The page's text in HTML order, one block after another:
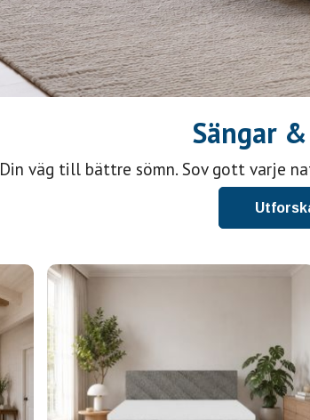
Sängar
Din väg till bättre sömn. Sov gott varje